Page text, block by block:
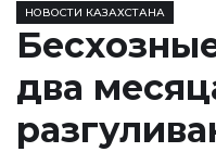
НОВОСТИ КАЗАХСТАНА
два